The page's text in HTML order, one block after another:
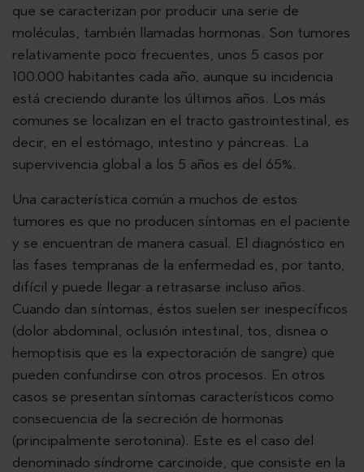
que se caracterizan por producir una serie de
moléculas, también llamadas hormonas. Son tumores
relativamente poco frecuentes, unos 5 casos por
100.000 habitantes cada año, aunque su incidencia
está creciendo durante los últimos años. Los más
comunes se localizan en el tracto gastrointestinal, es
decir, en el estómago, intestino y páncreas. La
supervivencia global a los 5 años es del 65%.
Una característica común a muchos de estos
tumores es que no producen síntomas en el paciente
y se encuentran de manera casual. El diagnóstico en
las fases tempranas de la enfermedad es, por tanto,
difícil y puede llegar a retrasarse incluso años.
Cuando dan síntomas, éstos suelen ser inespecíficos
(dolor abdominal, oclusión intestinal, tos, disnea o
hemoptisis que es la expectoración de sangre) que
pueden confundirse con otros procesos. En otros
casos se presentan síntomas característicos como
consecuencia de la secreción de hormonas
(principalmente serotonina). Este es el caso del
denominado síndrome carcinoide, que consiste en la